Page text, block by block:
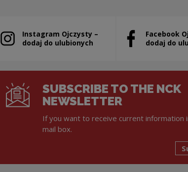
Instagram Ojczysty –
dodaj do ulubionych
Note, the link will open in a new window
Facebook
dodaj do
Note, the link will
SUBSCRIBE TO THE NCK
NEWSLETTER
If you want to receive current information
mail box.